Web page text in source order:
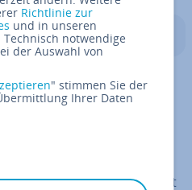
im Such­ma­
immer weiter
Betreiber längst nicht un­
aus Mountain View
Analytics, das vielen als al­
gilt, stehen
zu Verfügung. Denn eines ist
Richtlinie zur
und in unseren
Technisch notwendige
der Auswahl von
" stimmen Sie der
Ihrer Daten